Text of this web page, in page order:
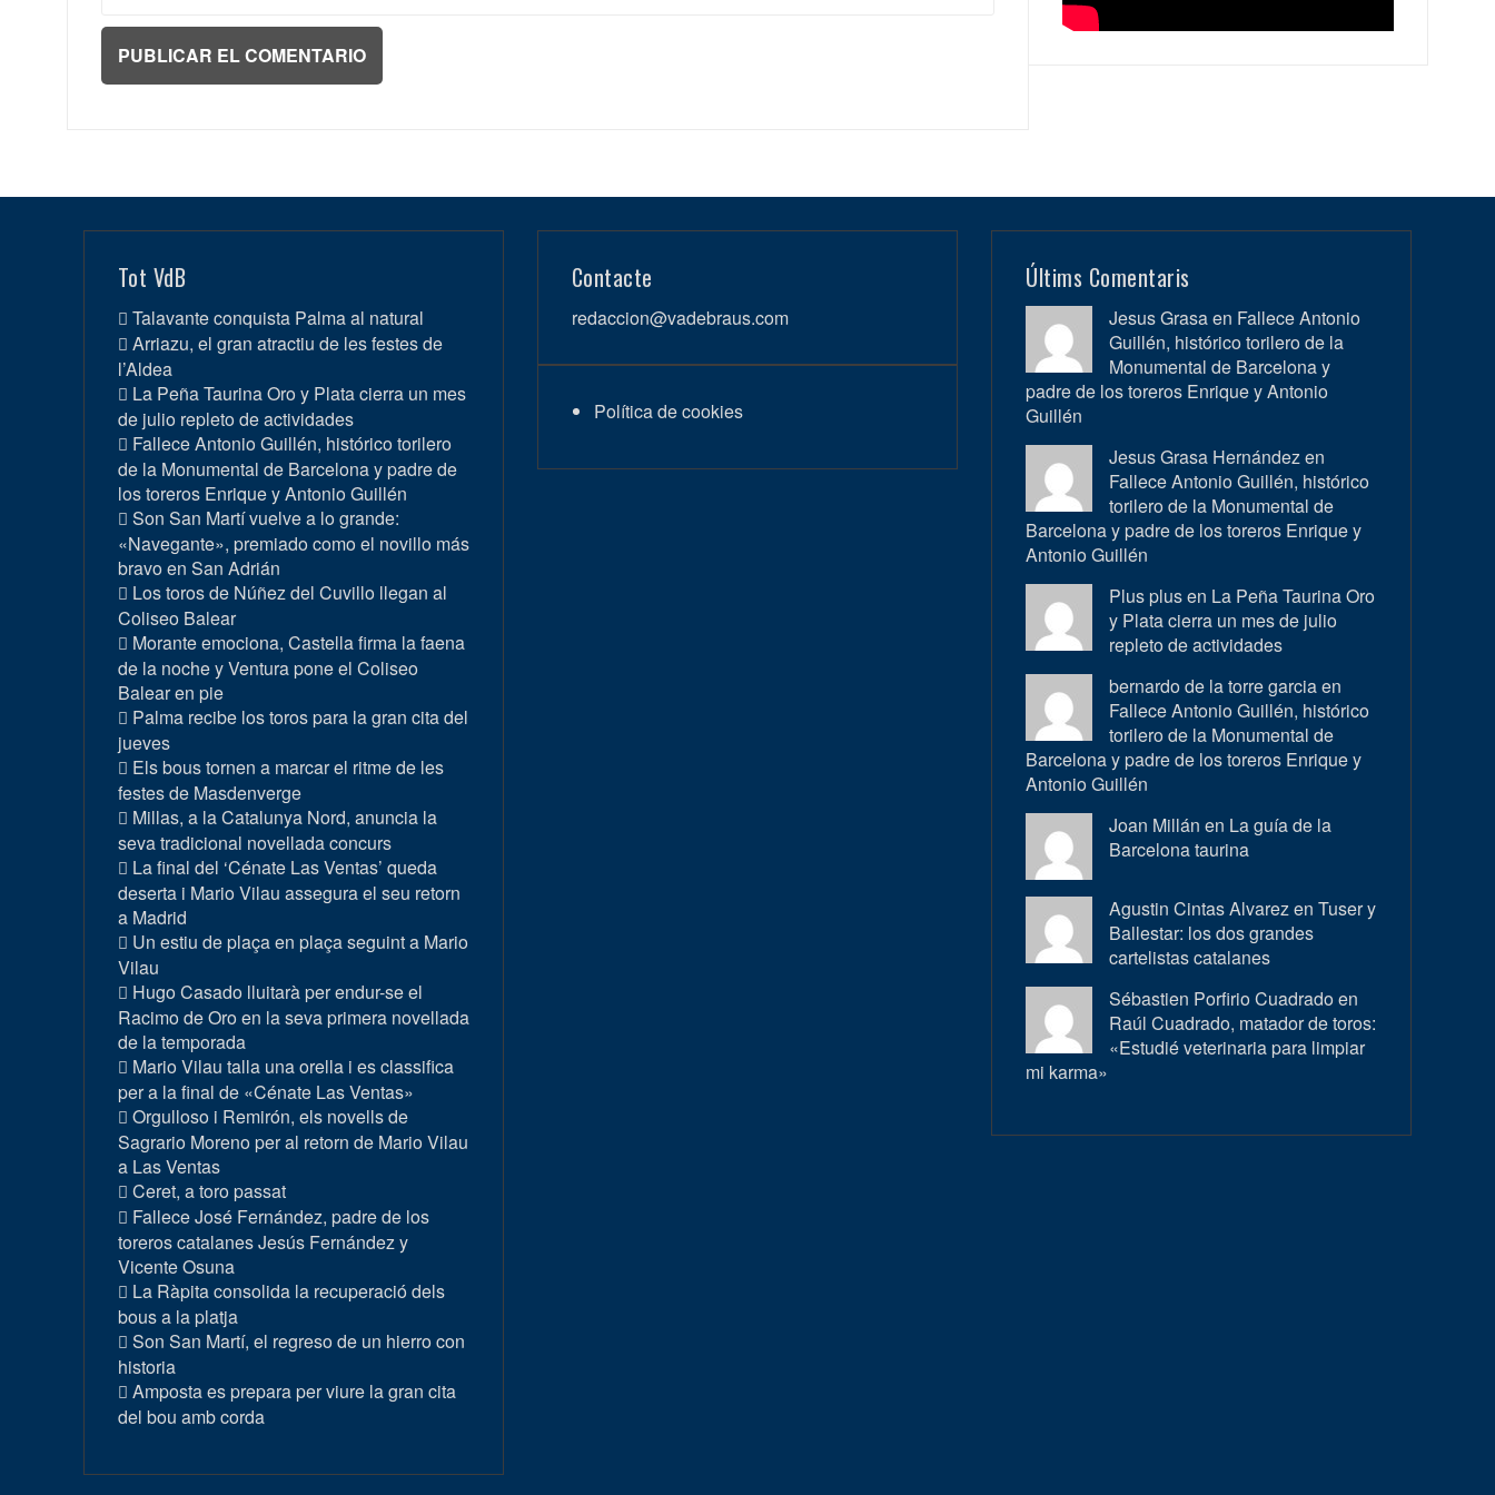
Tot VdB
Talavante conquista Palma al natural
Arriazu, el gran atractiu de les festes de
l’Aldea
La Peña Taurina Oro y Plata cierra un mes
de julio repleto de actividades
Fallece Antonio Guillén, histórico torilero
de la Monumental de Barcelona y padre de
los toreros Enrique y Antonio Guillén
Son San Martí vuelve a lo grande:
«Navegante», premiado como el novillo más
bravo en San Adrián
Los toros de Núñez del Cuvillo llegan al
Coliseo Balear
Morante emociona, Castella firma la faena
de la noche y Ventura pone el Coliseo
Balear en pie
Palma recibe los toros para la gran cita del
jueves
Els bous tornen a marcar el ritme de les
festes de Masdenverge
Millas, a la Catalunya Nord, anuncia la
seva tradicional novellada concurs
La final del ‘Cénate Las Ventas’ queda
deserta i Mario Vilau assegura el seu retorn
a Madrid
Un estiu de plaça en plaça seguint a Mario
Vilau
Hugo Casado lluitarà per endur-se el
Racimo de Oro en la seva primera novellada
de la temporada
Mario Vilau talla una orella i es classifica
per a la final de «Cénate Las Ventas»
Orgulloso i Remirón, els novells de
Sagrario Moreno per al retorn de Mario Vilau
a Las Ventas
Ceret, a toro passat
Fallece José Fernández, padre de los
toreros catalanes Jesús Fernández y
Vicente Osuna
La Ràpita consolida la recuperació dels
bous a la platja
Son San Martí, el regreso de un hierro con
historia
Amposta es prepara per viure la gran cita
del bou amb corda
Contacte
redaccion@vadebraus.com
Política de cookies
Últims Comentaris
Jesus Grasa en Fallece Antonio
Guillén, histórico torilero de la
Monumental de Barcelona y
padre de los toreros Enrique y Antonio
Guillén
Jesus Grasa Hernández en
Fallece Antonio Guillén, histórico
torilero de la Monumental de
Barcelona y padre de los toreros Enrique y
Antonio Guillén
Plus plus en La Peña Taurina Oro
y Plata cierra un mes de julio
repleto de actividades
bernardo de la torre garcia en
Fallece Antonio Guillén, histórico
torilero de la Monumental de
Barcelona y padre de los toreros Enrique y
Antonio Guillén
Joan Millán en La guía de la
Barcelona taurina
Agustin Cintas Alvarez enTuser y
Ballestar: los dos grandes
cartelistas catalanes
Sébastien Porfirio Cuadrado en
Raúl Cuadrado, matador de toros:
«Estudié veterinaria para limpiar
mi karma»